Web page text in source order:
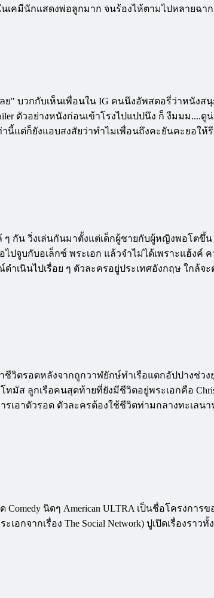
คมีนักแสดงพ่อลูกมาก จนร้องไห้ตามไปหลายฉาก
ย" บวกกับเห็นเพื่อนใน IG คนนึงอัพสตอรี่ว่าหนัง
ตัวอย่างหนังก่อนเข้าโรงไปแปปนึง ก็ งืมมม
นี้แต่ก็ยังแอบสงสัยว่าทำไมเพื่อนถึงคะยันคะยอใ
กัน วิ่งเล่นกันมาตั้งแต่เด็กผู้ชายกับผู้หญิงพอโต
ไปจูบกับอเล็กซ์ พระเอก แล้วจำไม่ได้เพราะแฮ้
เนินไปเรื่อย ๆ ตัวละครอยู่ประเทศอังกฤษ ใกล้
าชีวิตรอดหลังจากถูกวาฬยักษ์ทำเรือแตกอัปปางช่
ส ลูกเรือคนสุดท้ายที่ยังมีชีวิตอยู่พระเอกคือ Chris
อาตัวรอด ตัวละครต้องใช้ชีวิตท่ามกลางทะเลนา
นิดๆ American ULTRA เป็นชื่อโครงกา
อกจากเรื่อง The Social Network) ปูเปิดเรื่องรา